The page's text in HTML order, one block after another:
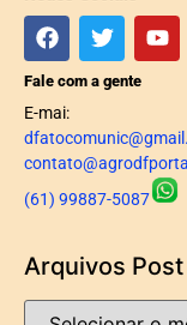
Fale com a gente
E-mai:
(61) 99887-5087
Arquivos Post